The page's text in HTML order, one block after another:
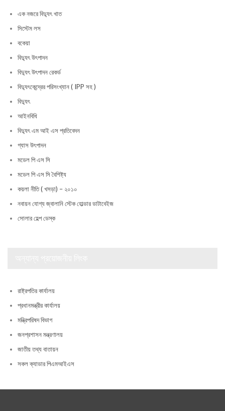
এক নজরে বিদ্যুৎ খাত
সিস্টেম লস
বকেয়া
বিদ্যুৎ উৎপাদন
বিদ্যুৎ উৎপাদন রেকর্ড
বিদ্যুৎকেন্দ্রের পরিসংখ্যান ( IPP সহ )
বিদ্যুৎ
আইনবিধি
বিদ্যুৎ এম আই এস প্রতিবেদন
গ্যাস উৎপাদন
মডেল পি এস সি
মডেল পি এস সি বৈশিষ্ট্য
কয়লা নীতি ( খসড়া) – ২০১০
নবায়ন যোগ্য জ্বালানি স্টেক হোল্ডার ডাটাবেইজ
সোলার হেল্প ডেস্ক
রাষ্ট্রপতির কার্যালয়
প্রধানমন্ত্রীর কার্যালয়
মন্ত্রিপরিষদ বিভাগ
জনপ্রশাসন মন্ত্রণালয়
জাতীয় তথ্য বাতায়ন
সকল ক্যাডার পিএমআইএস